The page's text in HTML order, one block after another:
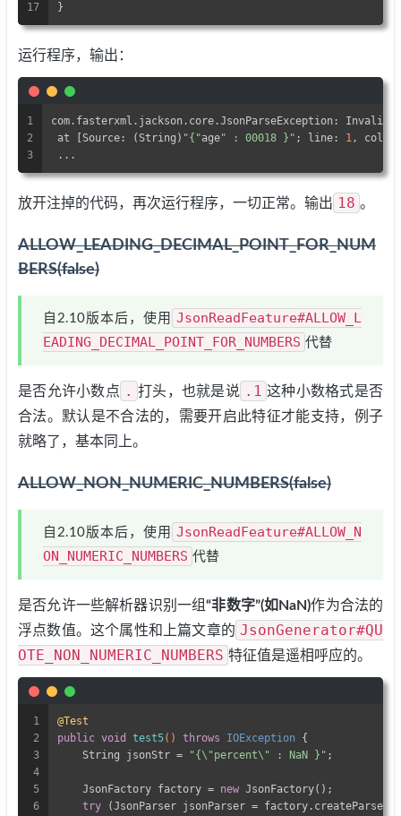
17
}
运行程序，输出：
1
2
3
com.fasterxml.jackson.core.JsonParseException: Invalid
at [Source: (String) "{"age" : 00018 }" ; line: 1,
...
放开注掉的代码，再次运行程序，一切正常。输出 18 。
ALLOW_LEADING_DECIMAL_POINT_FOR_NUM
BERS(false)
自2.10版本后，使用 JsonReadFeature#ALLOW_L
EADING_DECIMAL_POINT_FOR_NUMBERS 代替
是否允许小数点 . 打头，也就是说 .1 这种小数格式是否
合法。默认是不合法的，需要开启此特征才能支持，例子
就略了，基本同上。
ALLOW_NON_NUMERIC_NUMBERS(false)
自2.10版本后，使用 JsonReadFeature#ALLOW_N
ON_NUMERIC_NUMBERS 代替
是否允许一些解析器识别一组“非数字”(如NaN)作为合法的
浮点数值。这个属性和上篇文章的 JsonGenerator#QU
OTE_NON_NUMERIC_NUMBERS 特征值是遥相呼应的。
1
2
3
4
5
6
@Test
public void test5() throws IOException {
    String jsonStr =
"{\"percent\" : NaN }" ;
    JsonFactory factory =
new JsonFactory();
try (JsonParser jsonParser =